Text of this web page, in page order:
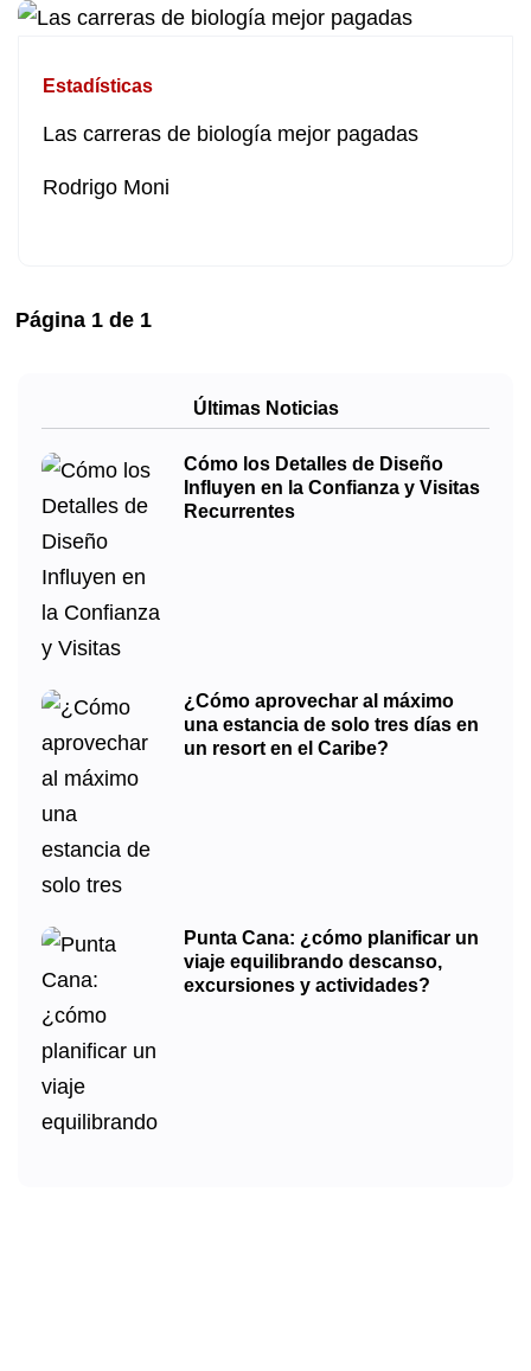
Estadísticas
Las carreras de biología mejor pagadas
Rodrigo Moni
Página 1 de 1
Últimas Noticias
Cómo los Detalles de Diseño
Influyen en la Confianza y Visitas
Recurrentes
¿Cómo aprovechar al máximo
una estancia de solo tres días en
un resort en el Caribe?
Punta Cana: ¿cómo planificar un
viaje equilibrando descanso,
excursiones y actividades?